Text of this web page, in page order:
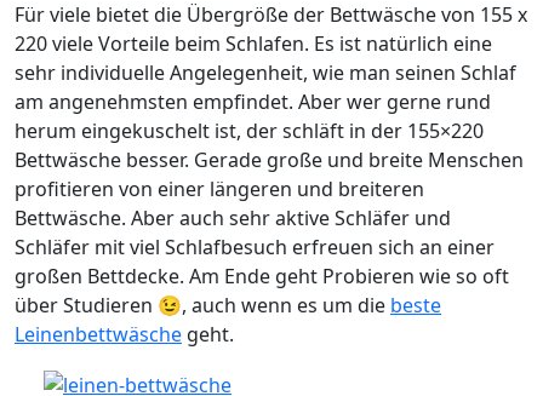
Für viele bietet die Übergröße der Bettwäsche von 155 x
220 viele Vorteile beim Schlafen. Es ist natürlich eine
sehr individuelle Angelegenheit, wie man seinen Schlaf
am angenehmsten empfindet. Aber wer gerne rund
herum eingekuschelt ist, der schläft in der 155×220
Bettwäsche besser. Gerade große und breite Menschen
profitieren von einer längeren und breiteren
Bettwäsche. Aber auch sehr aktive Schläfer und
Schläfer mit viel Schlafbesuch erfreuen sich an einer
großen Bettdecke. Am Ende geht Probieren wie so oft
über Studieren 😉, auch wenn es um die beste
Leinenbettwäsche geht.